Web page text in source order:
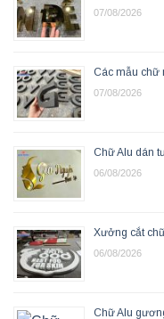
07/08/2026
Các mẫu chữ
07/08/2026
Chữ Alu dán
06/08/2026
Xưởng cắt
06/08/2026
Chữ Alu